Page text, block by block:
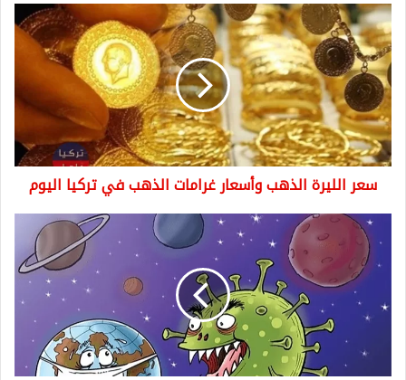
سعر
الليرة
الذهب
وأسعار
غرامات
الذهب
في
تركيا
اليوم
سعر الليرة الذهب وأسعار غرامات الذهب في تركيا اليوم
أصدقاء
كورونا
في
سوريا..
الرشوة
وربطة
(فيديو)